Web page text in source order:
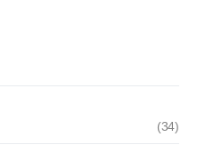
(34)